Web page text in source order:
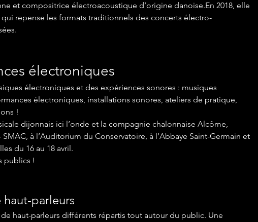
et compositrice électroacoustique d’origine danoise.En 2018, elle
repense les formats traditionnels des concerts électro-
électroniques
électroniques et des expériences sonores : musiques
électroniques, installations sonores, ateliers de pratique,
!
dijonnais ici l’onde et la compagnie chalonnaise Alcôme,
à l’Auditorium du Conservatoire, à l’Abbaye Saint-Germain et
du 16 au 18 avril.
publics !
haut-parleurs
haut-parleurs différents répartis tout autour du public. Une